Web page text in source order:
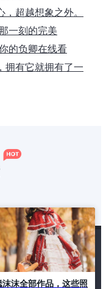
超越想象之外。
一刻的完美
的负卿在线看
拥有它就拥有了一
沫沫全部作品，这些照